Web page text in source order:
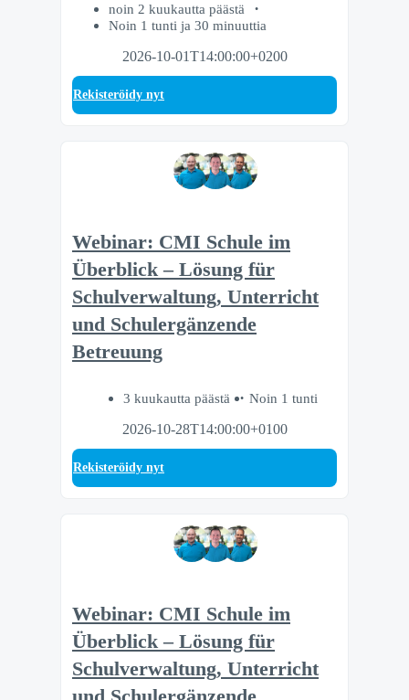
noin 2 kuukautta päästä
Noin 1 tunti ja 30 minuuttia
2026-10-01T14:00:00+0200
Rekisteröidy nyt
Webinar: CMI Schule im
Überblick – Lösung für
Schulverwaltung, Unterricht
und Schulergänzende
Betreuung
3 kuukautta päästä
Noin 1 tunti
2026-10-28T14:00:00+0100
Rekisteröidy nyt
Webinar: CMI Schule im
Überblick – Lösung für
Schulverwaltung, Unterricht